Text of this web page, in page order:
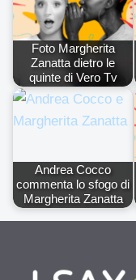
Foto Margherita
Zanatta dietro le
quinte di Vero Tv
Andrea Cocco
commenta lo sfogo di
Margherita Zanatta